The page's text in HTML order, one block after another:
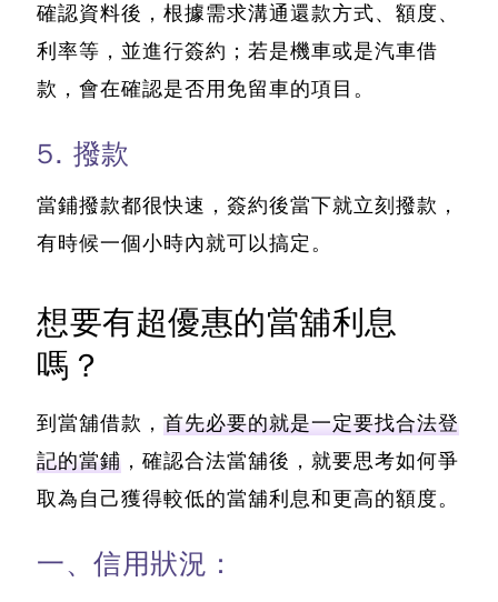
確認資料後，根據需求溝通還款方式、額度、
利率等，並進行簽約；若是機車或是汽車借
款，會在確認是否用免留車的項目。
5. 撥款
當鋪撥款都很快速，簽約後當下就立刻撥款，
有時候一個小時內就可以搞定。
想要有超優惠的當舖利息
嗎？
到當舖借款， 首先必要的就是一定要找合法登
記的當鋪 ，確認合法當舖後， 就要思考如何爭
取為自己獲得較低的當舖利息和更高的額度。
一、信用狀況：